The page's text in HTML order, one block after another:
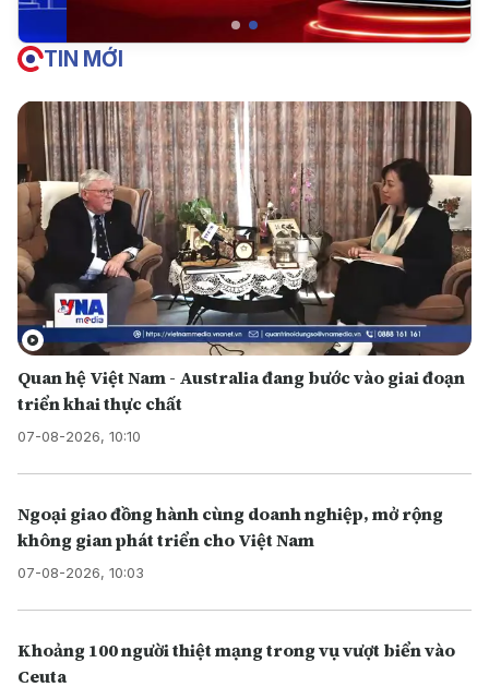
TIN MỚI
Quan hệ Việt Nam - Australia đang bước vào giai đoạn
triển khai thực chất
07-08-2026, 10:10
Ngoại giao đồng hành cùng doanh nghiệp, mở rộng
không gian phát triển cho Việt Nam
07-08-2026, 10:03
Khoảng 100 người thiệt mạng trong vụ vượt biển vào
Ceuta